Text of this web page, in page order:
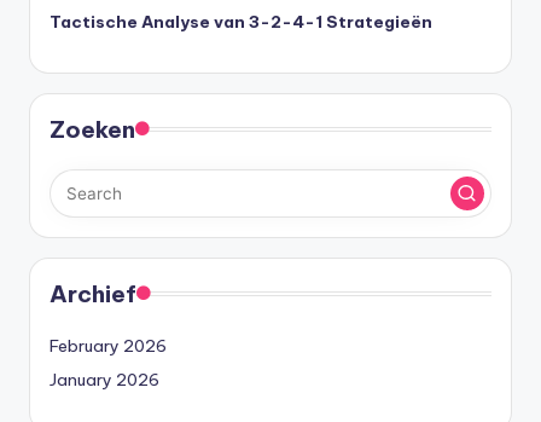
Tactische Analyse van 3-2-4-1 Strategieën
Zoeken
Archief
February 2026
January 2026